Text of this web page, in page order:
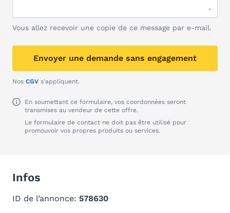
Vous allez recevoir une copie de ce message par e-mail.
Envoyer une demande sans engagement
Nos CGV s'appliquent.
En soumettant ce formulaire, vos coordonnées seront
transmises au vendeur de cette offre.
Le formulaire de contact ne doit pas être utilisé pour
promouvoir vos propres produits ou services.
Infos
ID de l’annonce: 578630